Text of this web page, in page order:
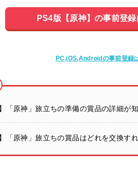
PS4版【原神】の事前登録
PC,iOS,Androidの事前登録
「原神」旅立ちの準備の賞品の詳細が知
「原神」旅立ちの賞品はどれを交換す